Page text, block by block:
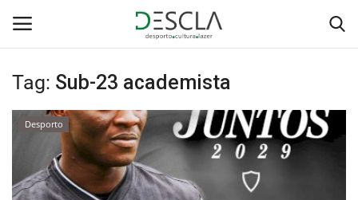
Login Registar
...by Descla
Tag: Sub-23 academista
Desporto